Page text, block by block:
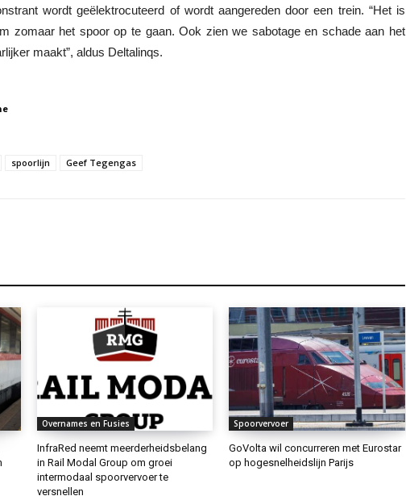
wordt geëlektrocuteerd of wordt aangereden door een trein. “Het is
zomaar het spoor op te gaan. Ook zien we sabotage en schade aan het
maakt”, aldus Deltalinqs.
spoorlijn Geef Tegengas
Overnames en Fusies
InfraRed neemt meerderheidsbelang
in Rail Modal Group om groei
intermodaal spoorvervoer te
versnellen
Spoorvervoer
GoVolta wil concurreren met Eurostar
op hogesnelheidslijn Parijs